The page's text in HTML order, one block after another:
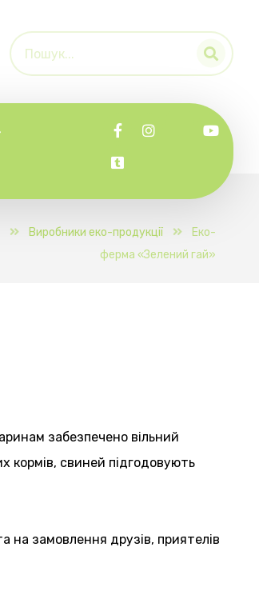
Виробники еко-продукції
Еко-
ферма «Зелений гай»
забезпечено вільний
кормів, свиней підгодовують
на замовлення друзів, приятелів